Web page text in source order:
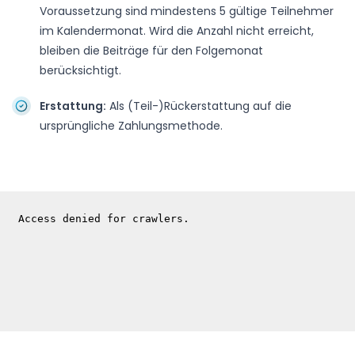
Voraussetzung sind mindestens 5 gültige Teilnehmer
im Kalendermonat. Wird die Anzahl nicht erreicht,
bleiben die Beiträge für den Folgemonat
berücksichtigt.
Erstattung: Als (Teil-)Rückerstattung auf die
ursprüngliche Zahlungsmethode.